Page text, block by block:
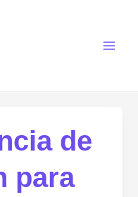
de
para